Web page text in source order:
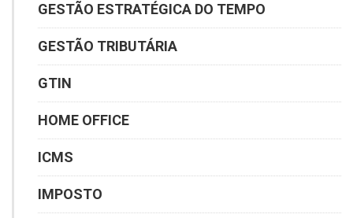
GESTÃO ESTRATÉGICA DO TEMPO
GESTÃO TRIBUTÁRIA
GTIN
HOME OFFICE
ICMS
IMPOSTO